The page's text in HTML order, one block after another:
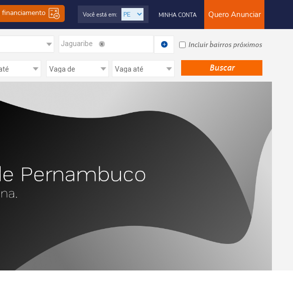
financiamento Quero Anunciar
MINHA CONTA
Você está em:
Jaguaribe Incluir bairros próximos